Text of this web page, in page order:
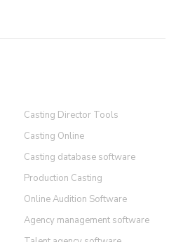
Casting Director Tools
Casting Online
Casting database software
Production Casting
Online Audition Software
Agency management software